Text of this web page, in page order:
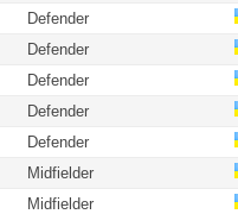
Defender
Defender
Defender
Defender
Defender
Midfielder
Midfielder